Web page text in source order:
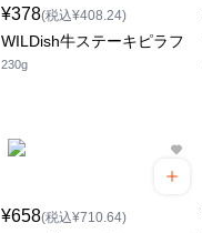
¥378(税込¥408.24)
WILDish牛ステーキピラフ
230g
¥658(税込¥710.64)